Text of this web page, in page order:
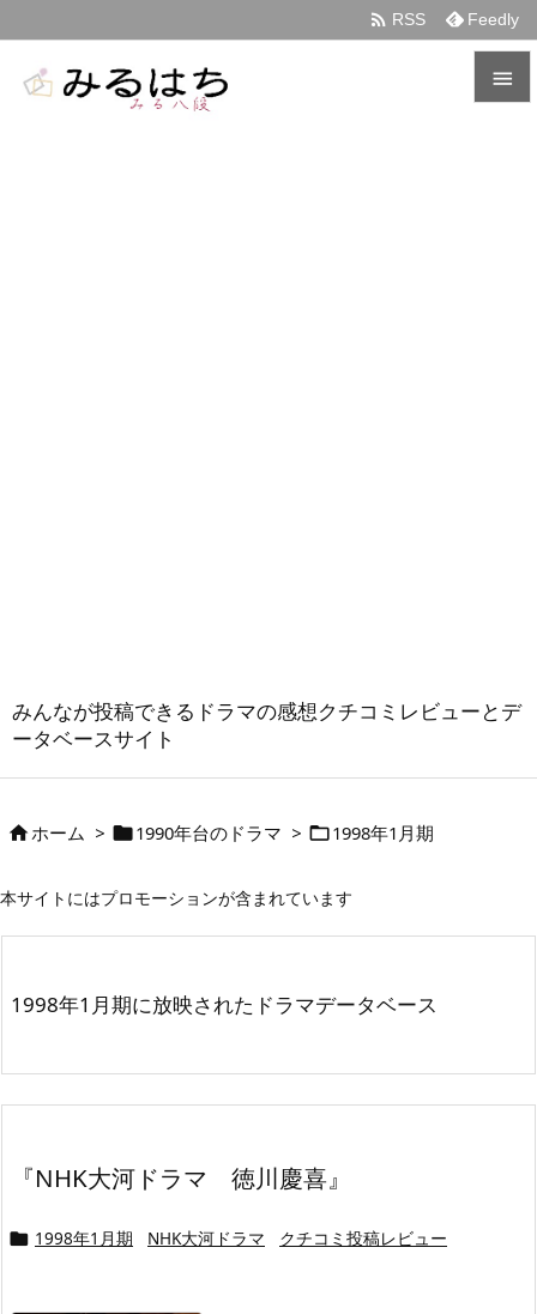
みんなが投稿できるドラマの感想クチコミレビューとデ
ータベースサイト

 RSS Feedly
ホーム > 1990年台のドラマ > 1998年1月期
本サイトにはプロモーションが含まれています
1998年1月期に放映されたドラマデータベース
『NHK大河ドラマ 徳川慶喜』
 1998年1月期 NHK大河ドラマ クチコミ投稿レビュー